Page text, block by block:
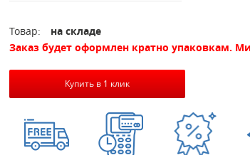
Товар:
на складе
Заказ будет оформлен кратно упаковкам.
Купить в 1 клик